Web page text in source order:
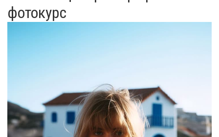
фотокурс